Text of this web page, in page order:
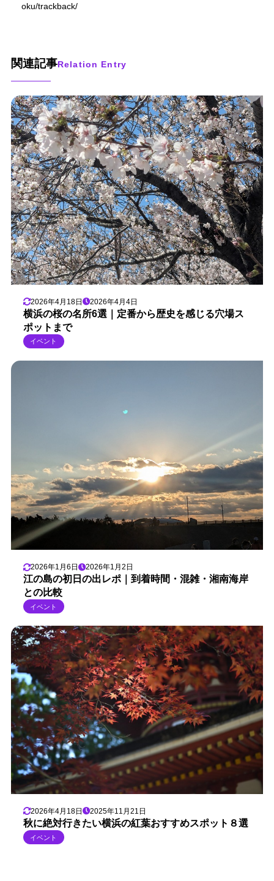
oku/trackback/
関連記事Relation Entry
2026年4月18日 2026年4月4日
横浜の桜の名所6選｜定番から歴史を感じる穴場ス
ポットまで
イベント
2026年1月6日 2026年1月2日
江の島の初日の出レポ｜到着時間・混雑・湘南海岸
との比較
イベント
2026年4月18日 2025年11月21日
秋に絶対行きたい横浜の紅葉おすすめスポット８選
イベント